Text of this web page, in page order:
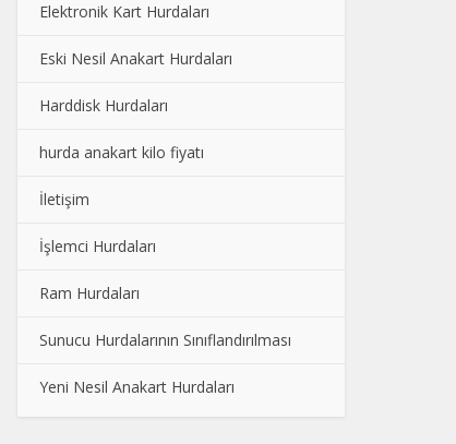
Elektronik Kart Hurdaları
Eski Nesil Anakart Hurdaları
Harddisk Hurdaları
hurda anakart kilo fiyatı
İletişim
İşlemci Hurdaları
Ram Hurdaları
Sunucu Hurdalarının Sınıflandırılması
Yeni Nesil Anakart Hurdaları